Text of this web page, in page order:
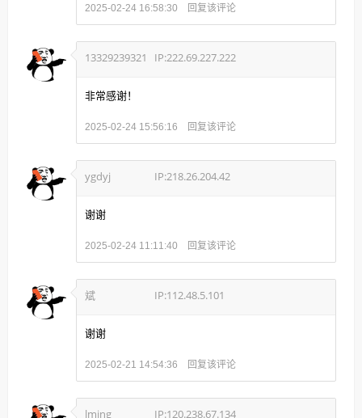
2025-02-24 16:58:30 回复该评论
13329239321 IP:222.69.227.222
非常感谢！
2025-02-24 15:56:16 回复该评论
ygdyj IP:218.26.204.42
谢谢
2025-02-24 11:11:40 回复该评论
斌 IP:112.48.5.101
谢谢
2025-02-21 14:54:36 回复该评论
lming IP:120.238.67.134